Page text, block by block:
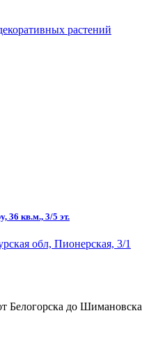
растений
36 кв.м., 3/5 эт.
обл, Пионерская, 3/1
Белогорска до Шимановска